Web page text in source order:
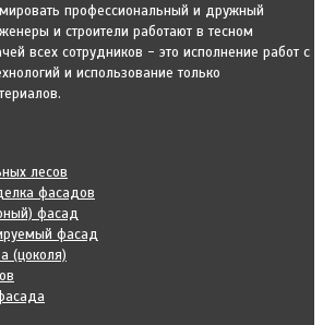
профессиональный и дружный
и строители работают в тесном
всех сотрудников - это исполнение работ с
и использование только
лесов
фасадов
фасад
фасад
(цоколя)